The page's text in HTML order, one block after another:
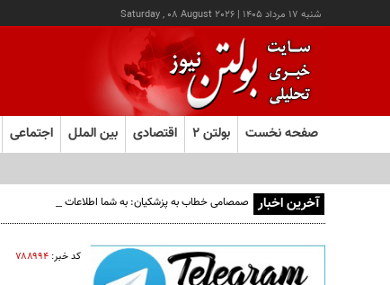
شنبه ۱۷ مرداد ۱۴۰۵ |
Saturday , 08 August 2026
صفحه نخست بولتن ۲ اقتصادی بین الملل اجتماعی
آخرین اخبار صمصامی خطاب به پزشکیان: به شما اطلاعات غلط دادند؛
کد خبر: ۷۸۸۹۹۴